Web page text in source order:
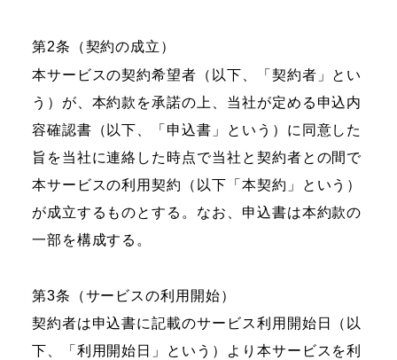
第2条（契約の成立）
本サービスの契約希望者（以下、「契約者」とい
う）が、本約款を承諾の上、当社が定める申込内
容確認書（以下、「申込書」という）に同意した
旨を当社に連絡した時点で当社と契約者との間で
本サービスの利用契約（以下「本契約」という）
が成立するものとする。なお、申込書は本約款の
一部を構成する。
第3条（サービスの利用開始）
契約者は申込書に記載のサービス利用開始日（以
下、「利用開始日」という）より本サービスを利